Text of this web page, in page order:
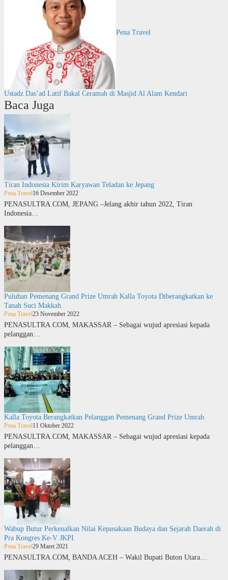
Pena Travel
Ustadz Das’ad Latif Bakal Ceramah di Masjid Al Alam Kendari
Baca Juga
Tiran Indonesia Kirim Karyawan Teladan ke Jepang
Pena Travel16 Desember 2022
PENASULTRA.COM, JEPANG –Jelang akhir tahun 2022, Tiran
Indonesia…
Puluhan Pemenang Grand Prize Umrah Kalla Toyota Diberangkatkan ke
Tanah Suci Makkah
Pena Travel23 November 2022
PENASULTRA.COM, MAKASSAR – Sebagai wujud apresiasi kepada
pelanggan…
Kalla Toyota Berangkatkan Pelanggan Pemenang Grand Prize Umrah
Pena Travel11 Oktober 2022
PENASULTRA.COM, MAKASSAR – Sebagai wujud apresiasi kepada
pelanggan…
Wabup Butur Perkenalkan Nilai Kepusakaan Budaya dan Sejarah Daerah di
Pra Kongres Ke-V JKPI
Pena Travel29 Maret 2021
PENASULTRA.COM, BANDA ACEH – Wakil Bupati Buton Utara…